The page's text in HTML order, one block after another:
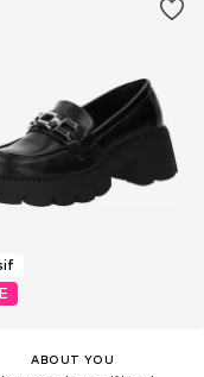
ABOUT YOU